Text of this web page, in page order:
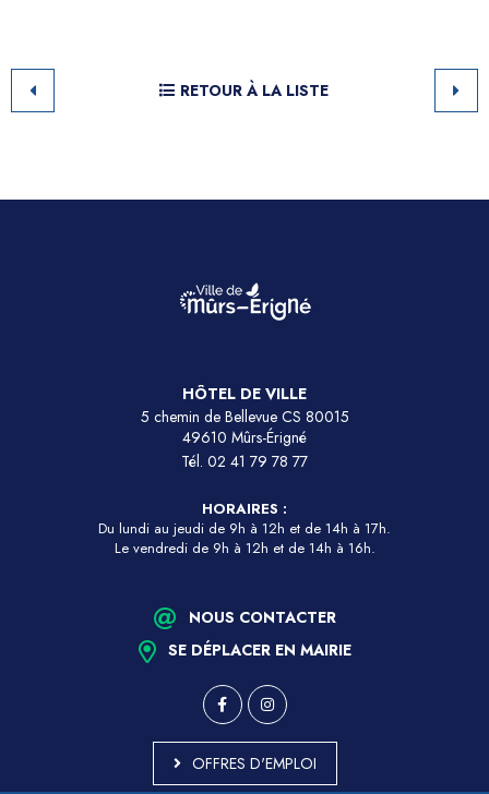
RETOUR À LA LISTE
HÔTEL DE VILLE
5 chemin de Bellevue CS 80015
49610 Mûrs-Érigné
Tél. 02 41 79 78 77
HORAIRES :
Du lundi au jeudi de 9h à 12h et de 14h à 17h.
Le vendredi de 9h à 12h et de 14h à 16h.
NOUS CONTACTER
SE DÉPLACER EN MAIRIE
OFFRES D'EMPLOI